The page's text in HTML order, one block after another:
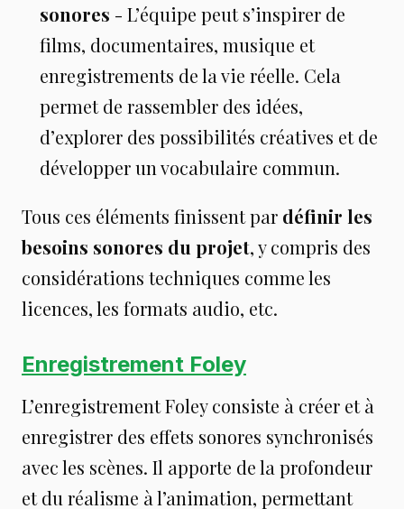
sonores - L’équipe peut s’inspirer de
films, documentaires, musique et
enregistrements de la vie réelle. Cela
permet de rassembler des idées,
d’explorer des possibilités créatives et de
développer un vocabulaire commun.
Tous ces éléments finissent par définir les
besoins sonores du projet, y compris des
considérations techniques comme les
licences, les formats audio, etc.
Enregistrement Foley
L’enregistrement Foley consiste à créer et à
enregistrer des effets sonores synchronisés
avec les scènes. Il apporte de la profondeur
et du réalisme à l’animation, permettant